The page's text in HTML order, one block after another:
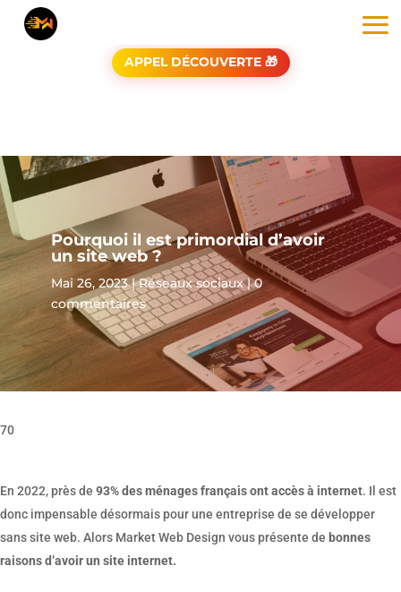
APPEL DÉCOUVERTE 🎁
Pourquoi il est primordial d’avoir
un site web ?
Mai 26, 2023|Réseaux sociaux|0
commentaires
70
En 2022, près de 93% des ménages français ont accès à internet. Il est
donc impensable désormais pour une entreprise de se développer
sans site web. Alors Market Web Design vous présente de bonnes
raisons d’avoir un site internet.